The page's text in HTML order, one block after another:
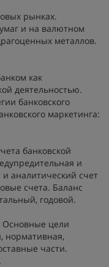
рынках.
и на валютном
металлов.
как
деятельностью.
банковского
маркетинга:
банковской
и
аналитический счет
счета. Баланс
годовой.
Основные цели
нормативная,
части.